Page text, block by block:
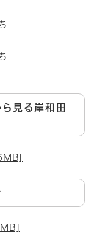
見る岸和田